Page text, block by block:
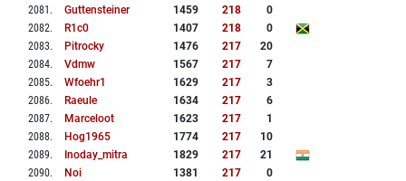
2081 . Guttensteiner 1459 218
0
2082. R1c0 1407 218
0
2083. Pitrocky 1476 217
20
2084. Vdmw 1567 217
7
2085. Wfoehr1 1629 217
3
2086. Raeule 1634 217
6
2087. Marceloot 1623 217
1
2088. Hog1965 1774 217
10
2089. Inoday_mitra 1829 217
21
2090. Noi 1381 217
0